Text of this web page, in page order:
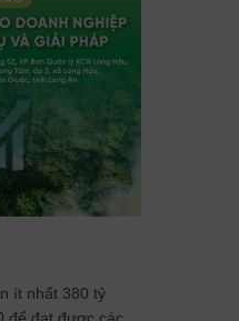
ít nhất 380 tỷ
để đạt được các